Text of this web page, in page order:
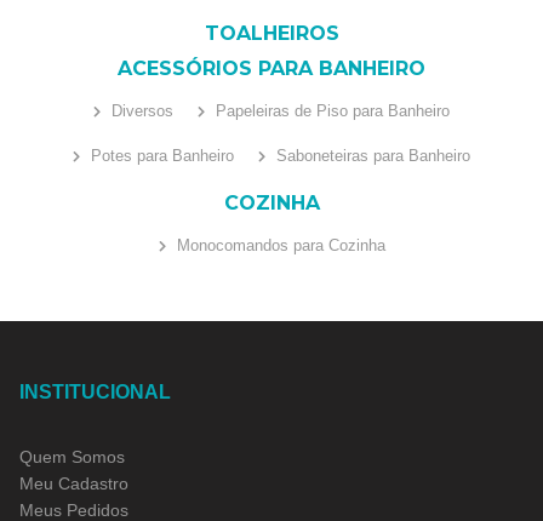
TOALHEIROS
ACESSÓRIOS PARA BANHEIRO
Diversos Papeleiras de Piso para Banheiro
Potes para Banheiro Saboneteiras para Banheiro
COZINHA
Monocomandos para Cozinha
INSTITUCIONAL
Quem Somos
Meu Cadastro
Meus Pedidos